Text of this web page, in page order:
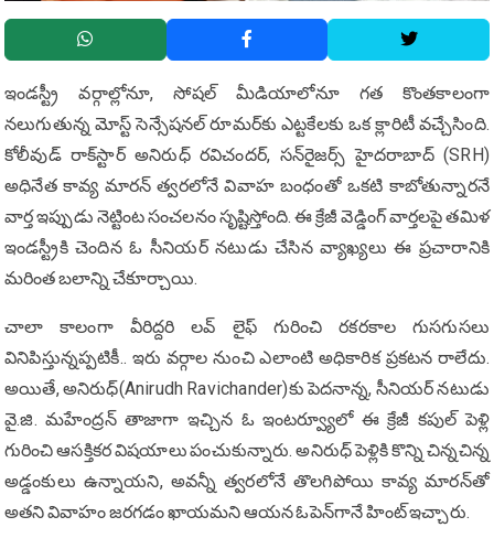
ఇండస్ట్రీ వర్గాల్లోనూ, సోషల్ మీడియాలోనూ గత కొంతకాలంగా
నలుగుతున్న మోస్ట్ సెన్సేషనల్ రూమర్‌కు ఎట్టకేలకు ఒక క్లారిటీ వచ్చేసింది.
కోలీవుడ్ రాక్‌స్టార్ అనిరుధ్ రవిచందర్, సన్‌రైజర్స్ హైదరాబాద్ (SRH)
అధినేత కావ్య మారన్ త్వరలోనే వివాహ బంధంతో ఒకటి కాబోతున్నారనే
వార్త ఇప్పుడు నెట్టింట సంచలనం సృష్టిస్తోంది. ఈ క్రేజీ వెడ్డింగ్ వార్తలపై తమిళ
ఇండస్ట్రీకి చెందిన ఓ సీనియర్ నటుడు చేసిన వ్యాఖ్యలు ఈ ప్రచారానికి
మరింత బలాన్ని చేకూర్చాయి.
చాలా కాలంగా వీరిద్దరి లవ్ లైఫ్ గురించి రకరకాల గుసగుసలు
వినిపిస్తున్నప్పటికీ.. ఇరు వర్గాల నుంచి ఎలాంటి అధికారిక ప్రకటన రాలేదు.
అయితే, అనిరుధ్‌(Anirudh Ravichander)కు పెద‌నాన్న‌, సీనియర్ నటుడు
వై.జి. మహేంద్రన్ తాజాగా ఇచ్చిన ఓ ఇంటర్వ్యూలో ఈ క్రేజీ కపుల్ పెళ్లి
గురించి ఆసక్తికర విషయాలు పంచుకున్నారు. అనిరుధ్ పెళ్లికి కొన్ని చిన్నచిన్న
అడ్డంకులు ఉన్నాయని, అవన్నీ త్వరలోనే తొలగిపోయి కావ్య మారన్‌తో
అతని వివాహం జరగడం ఖాయమని ఆయన ఓపెన్‌గానే హింట్ ఇచ్చారు.